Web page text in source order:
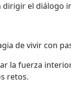
dirigir el diálogo
de vivir con
la fuerza
retos.